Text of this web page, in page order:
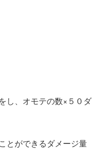
し、オモテの数×５０ダ
とができるダメージ量